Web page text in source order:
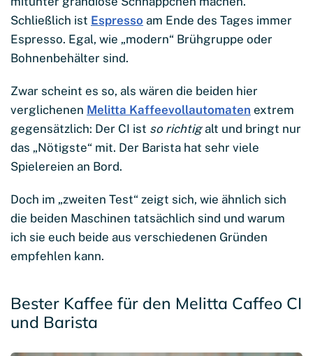
Schließlich ist Espresso am Ende des Tages immer
Espresso. Egal, wie „modern“ Brühgruppe oder
Bohnenbehälter sind.
Zwar scheint es so, als wären die beiden hier
verglichenen Melitta Kaffeevollautomaten extrem
gegensätzlich: Der CI ist so richtigalt und bringt nur
das „Nötigste“ mit. Der Barista hat sehr viele
Spielereien an Bord.
Doch im „zweiten Test“ zeigt sich, wie ähnlich sich
die beiden Maschinen tatsächlich sind und warum
ich sie euch beide aus verschiedenen Gründen
empfehlen kann.
Bester Kaffee für den Melitta Caffeo CI
und Barista